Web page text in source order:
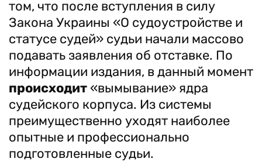
том, что после вступления в силу
Закона Украины «О судоустройстве и
статусе судей» судьи начали массово
подавать заявления об отставке. По
информации издания, в данный момент
происходит «вымывание» ядра
судейского корпуса. Из системы
преимущественно уходят наиболее
опытные и профессионально
подготовленные судьи.